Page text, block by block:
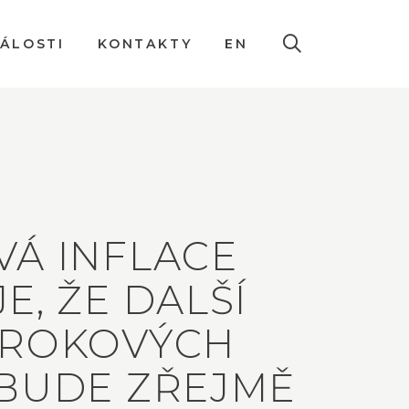
KONTAKTY EN
INFLACE
ŽE DALŠÍ
ZŘEJMĚ